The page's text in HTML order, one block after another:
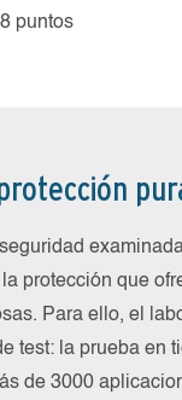
puntos
protección que
Para ello, el
test: la prueba en
de 3000